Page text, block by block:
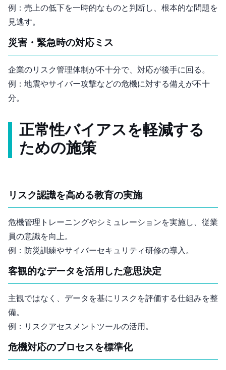
例：売上の低下を一時的なものと判断し、根本的な問題を
見逃す。
災害・緊急時の対応ミス
企業のリスク管理体制が不十分で、対応が後手に回る。
例：地震やサイバー攻撃などの危機に対する備えが不十
分。
正常性バイアスを軽減する
ための施策
リスク認識を高める教育の実施
危機管理トレーニングやシミュレーションを実施し、従業
員の意識を向上。
例：防災訓練やサイバーセキュリティ研修の導入。
客観的なデータを活用した意思決定
主観ではなく、データを基にリスクを評価する仕組みを整
備。
例：リスクアセスメントツールの活用。
危機対応のプロセスを標準化